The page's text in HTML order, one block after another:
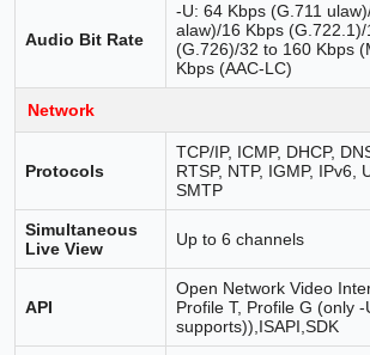
Audio Bit Rate
-U: 64 Kbps (G.711
alaw)/16 Kbps
(G.726)/32 to 160 Kbps
Kbps (AAC-LC)
Network
Protocols
TCP/IP, ICMP, DHCP,
RTSP, NTP, IGMP, IPv6,
SMTP
Simultaneous
Live View
Up to 6 channels
API
Open Network Video
Profile T, Profile G (only
supports)),ISAPI,SDK